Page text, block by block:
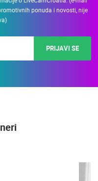
ponuda i novosti, nije
PRIJAVI SE